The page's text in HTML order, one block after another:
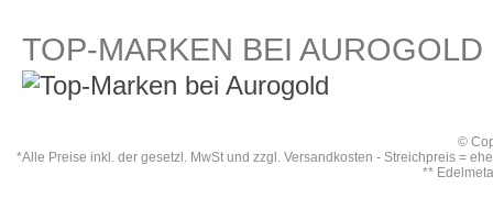
TOP-MARKEN BEI AUROGOLD
©
*Alle Preise inkl. der gesetzl. MwSt und zzgl.Versandkosten - Streichpreis =
**